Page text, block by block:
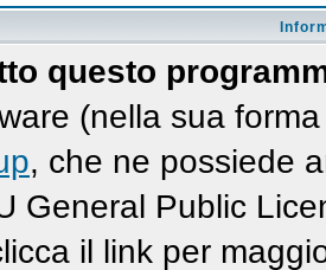
questo
(nella sua
, che ne possiede
General Public
il link per